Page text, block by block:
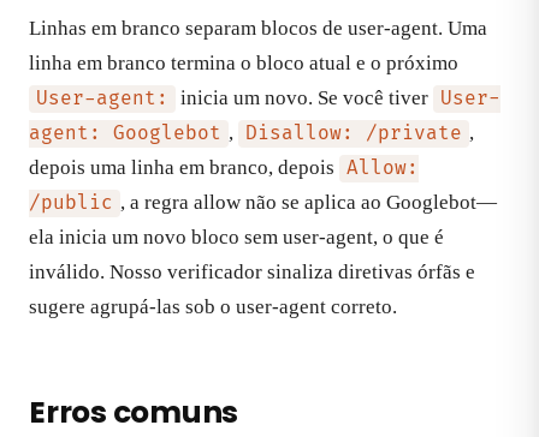
Linhas em branco separam blocos de user-agent. Uma
linha em branco termina o bloco atual e o próximo
User-agent:
inicia um novo. Se você tiver User-
agent: Googlebot , Disallow: /private ,
depois uma linha em branco, depois Allow:
/public , a regra allow não se aplica ao Googlebot—
ela inicia um novo bloco sem user-agent, o que é
inválido. Nosso verificador sinaliza diretivas órfãs e
sugere agrupá-las sob o user-agent correto.
Erros comuns